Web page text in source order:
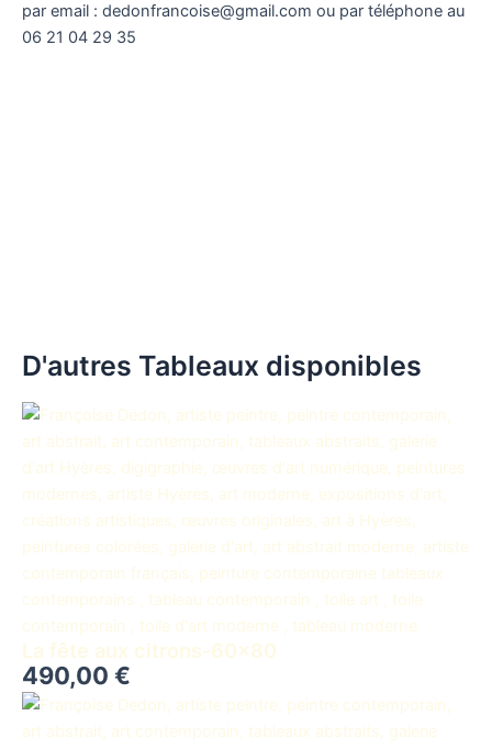
par email : dedonfrancoise@gmail.com ou par téléphone au
06 21 04 29 35
D'autres Tableaux disponibles
La fête aux citrons-60×80
490,00 €